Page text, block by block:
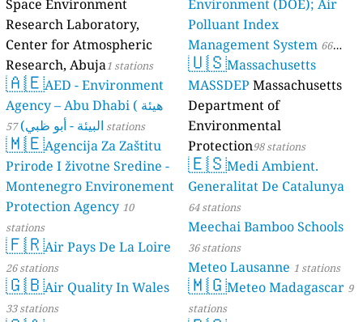
Space Environment
Research Laboratory,
Center for Atmospheric
Research, Abuja1 stations
🇦🇪AED - Environment
Agency – Abu Dhabi ( هيئة
البيئة - أبو ظبي) 57 stations
🇲🇪Agencija Za Zaštitu
Prirode I životne Sredine -
Montenegro Environement
Protection Agency 10
stations
🇫🇷Air Pays De La Loire
26 stations
🇬🇧Air Quality In Wales
33 stations
Environment (DOE); Air
Polluant Index
Management System 66
stations
🇺🇸Massachusetts
MASSDEP Massachusetts
Department of
Environmental
Protection98 stations
🇪🇸Medi Ambient.
Generalitat De Catalunya
64 stations
Meechai Bamboo Schools
36 stations
Meteo Lausanne 1 stations
🇲🇬Meteo Madagascar 9
stations